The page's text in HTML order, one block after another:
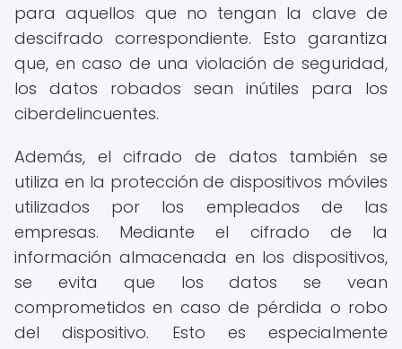
para aquellos que no tengan la clave de
descifrado correspondiente. Esto garantiza
que, en caso de una violación de seguridad,
los datos robados sean inútiles para los
ciberdelincuentes.
Además, el cifrado de datos también se
utiliza en la protección de dispositivos móviles
utilizados por los empleados de las
empresas. Mediante el cifrado de la
información almacenada en los dispositivos,
se evita que los datos se vean
comprometidos en caso de pérdida o robo
del dispositivo. Esto es especialmente